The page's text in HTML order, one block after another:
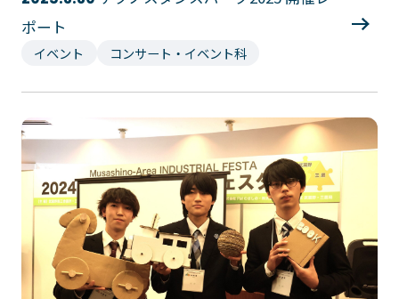
ポート
イベント コンサート・イベント科